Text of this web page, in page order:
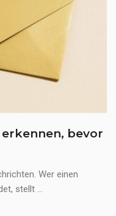
bevor
Wer einen
stellt ...